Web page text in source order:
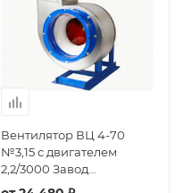
Вентилятор ВЦ 4-70
№3,15 с двигателем
2,2/3000 Завод
Вентилятор